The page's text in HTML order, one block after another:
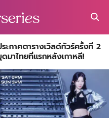
ะกาศตารางเวิลด์ทัวร์ครั้งที่ 2
มาไทยที่แรกหลังเกาหลี!